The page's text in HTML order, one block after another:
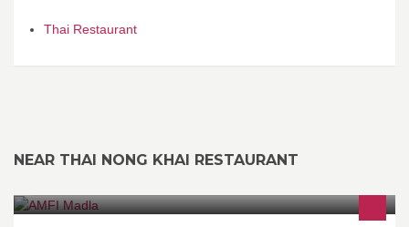
Thai Restaurant
NEAR THAI NONG KHAI RESTAURANT